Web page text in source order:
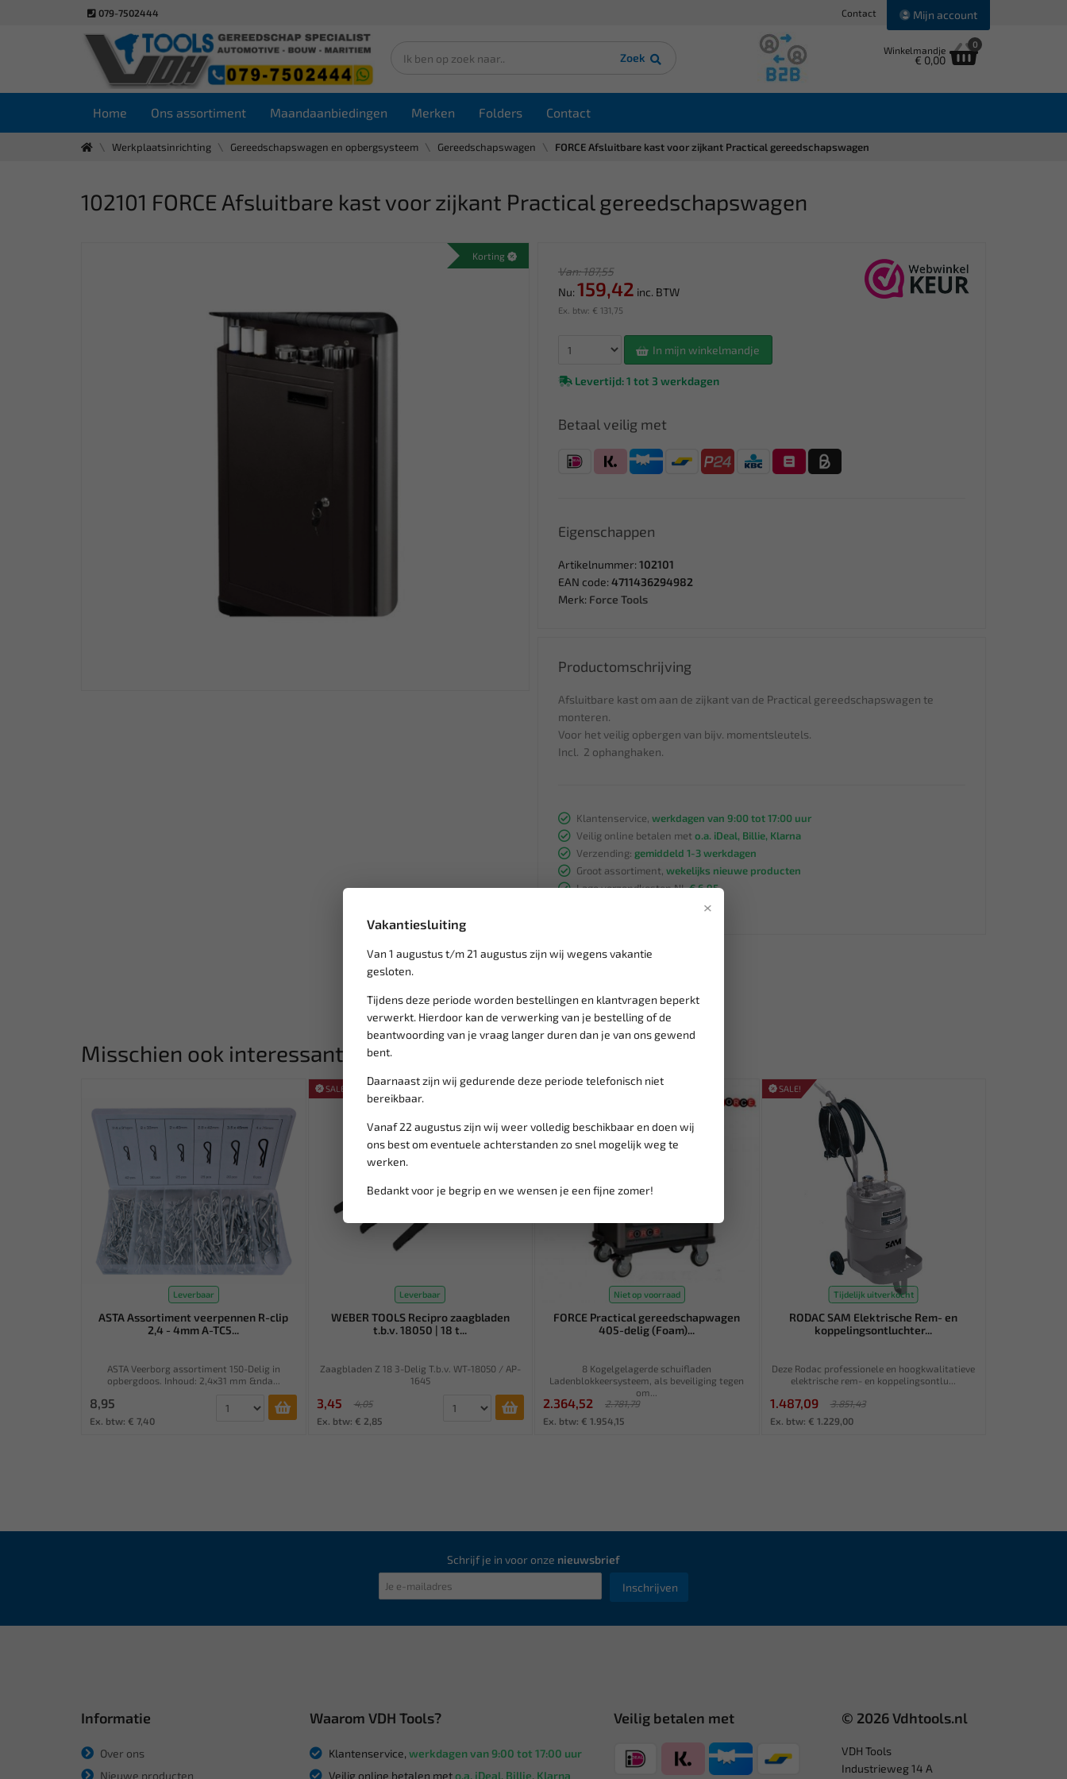
079-7502444 Contact Mijn account
Zoek
Winkelmandje
€ 0,00
0
Home Ons assortiment Maandaanbiedingen Merken Folders Contact
Werkplaatsinrichting Gereedschapswagen en opbergsysteem Gereedschapswagen FORCE Afsluitbare kast voor zijkant Practical gereedschapswagen
×
Vakantiesluiting
Van 1 augustus t/m 21 augustus zijn wij wegens vakantie
gesloten.
Tijdens deze periode worden bestellingen en klantvragen beperkt
verwerkt. Hierdoor kan de verwerking van je bestelling of de
beantwoording van je vraag langer duren dan je van ons gewend
bent.
Daarnaast zijn wij gedurende deze periode telefonisch niet
bereikbaar.
Vanaf 22 augustus zijn wij weer volledig beschikbaar en doen wij
ons best om eventuele achterstanden zo snel mogelijk weg te
werken.
Bedankt voor je begrip en we wensen je een fijne zomer!
102101 FORCE Afsluitbare kast voor zijkant Practical gereedschapswagen
Korting
Van: 187,55
Nu: 159,42 inc. BTW
Ex. btw: € 131,75
In mijn winkelmandje
Levertijd: 1 tot 3 werkdagen
Betaal veilig met
Eigenschappen
Artikelnummer: 102101
EAN code: 4711436294982
Merk: Force Tools
Productomschrijving
Afsluitbare kast om aan de zijkant van de Practical gereedschapswagen te
monteren.
Voor het veilig opbergen van bijv. momentsleutels.
Incl. 2 ophanghaken.
Klantenservice, werkdagen van 9:00 tot 17:00 uur
Veilig online betalen met o.a. iDeal, Billie, Klarna
Verzending: gemiddeld 1-3 werkdagen
Groot assortiment, wekelijks nieuwe producten
Lage verzendkosten NL€ 6,95
gratis verzending
Misschien ook interessant:
Leverbaar
ASTA Assortiment veerpennen R-clip
2,4 - 4mm A-TC5...
ASTA Veerborg assortiment 150-Delig in
opbergdoos. Inhoud: 2,4x31 mm &nda...
8,95
Ex. btw: € 7,40
SALE!
Leverbaar
WEBER TOOLS Recipro zaagbladen
t.b.v. 18050 | 18 t...
Zaagbladen Z 18 3-Delig T.b.v. WT-18050 / AP-
1645
3,45
4,05
Ex. btw: € 2,85
SALE!
Niet op voorraad
FORCE Practical gereedschapwagen
405-delig (Foam)...
8 Kogelgelagerde schuifladen
Ladenblokkeersysteem, als beveiliging tegen
om...
2.364,52
2.781,79
Ex. btw: € 1.954,15
SALE!
Tijdelijk uitverkocht
RODAC SAM Elektrische Rem- en
koppelingsontluchter...
Deze Rodac professionele en hoogkwalitatieve
elektrische rem- en koppelingsontlu...
1.487,09
3.851,43
Ex. btw: € 1.229,00
Schrijf je in voor onze nieuwsbrief
Inschrijven
Informatie
Over ons
Nieuwe producten
Waarom VDH Tools?
Klantenservice, werkdagen van 9:00 tot 17:00 uur
Veilig online betalen meto.a. iDeal, Billie, Klarna
Veilig betalen met © 2026 Vdhtools.nl
VDH Tools
Industrieweg 14 A